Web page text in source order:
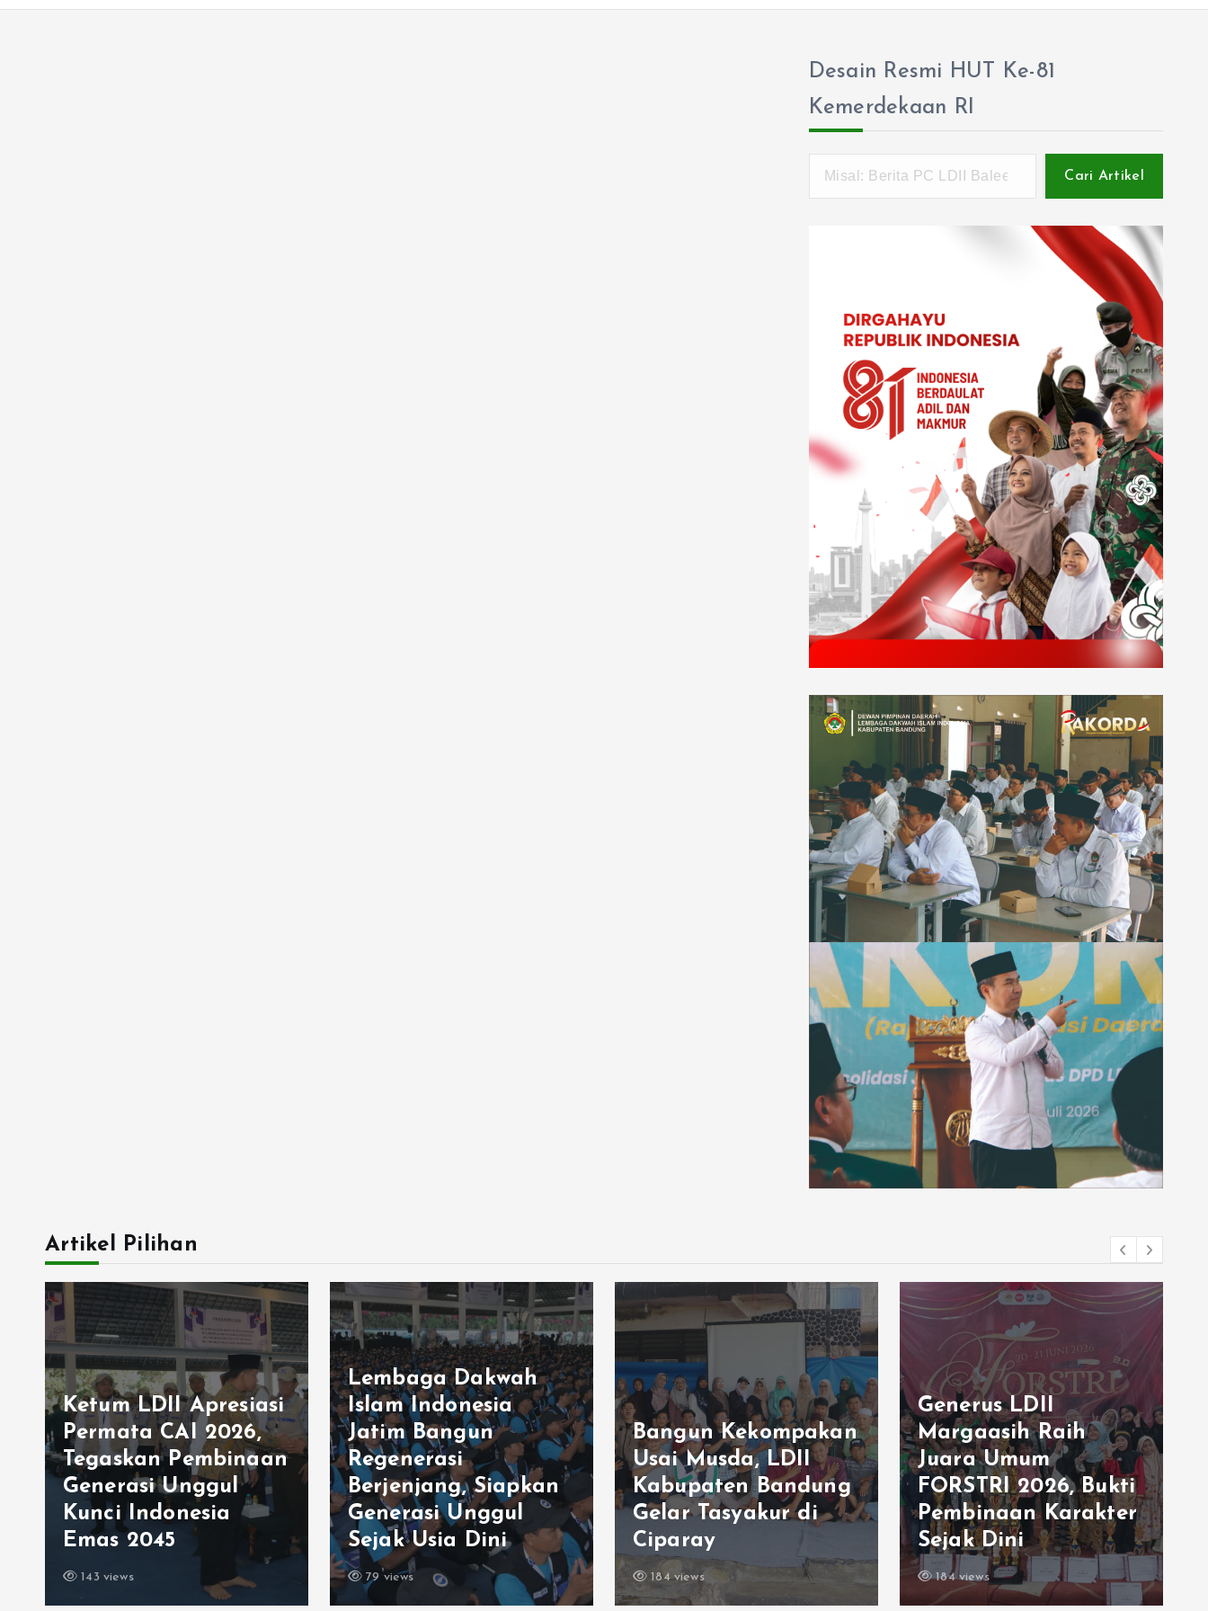
Desain Resmi HUT Ke-81
Kemerdekaan RI
Cari Artikel
Artikel Pilihan
Ketum LDII Apresiasi
Permata CAI 2026,
Tegaskan Pembinaan
Generasi Unggul
Kunci Indonesia
Emas 2045
143 views
Lembaga Dakwah
Islam Indonesia
Jatim Bangun
Regenerasi
Berjenjang, Siapkan
Generasi Unggul
Sejak Usia Dini
79 views
Bangun Kekompakan
Usai Musda, LDII
Kabupaten Bandung
Gelar Tasyakur di
Ciparay
184 views
Generus LDII
Margaasih Raih
Juara Umum
FORSTRI 2026, Bukti
Pembinaan Karakter
Sejak Dini
184 views